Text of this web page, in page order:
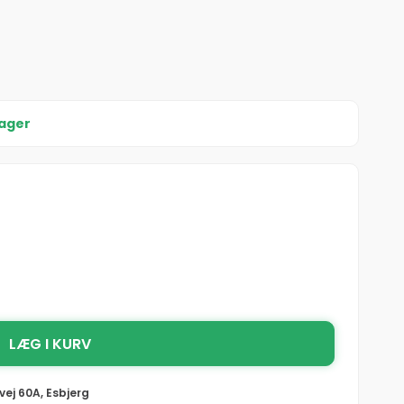
LÆG I KURV
60A, Esbjerg